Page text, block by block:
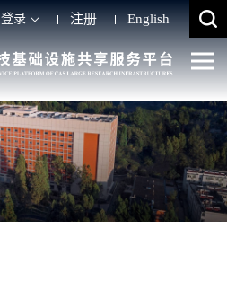
登录 注册 English